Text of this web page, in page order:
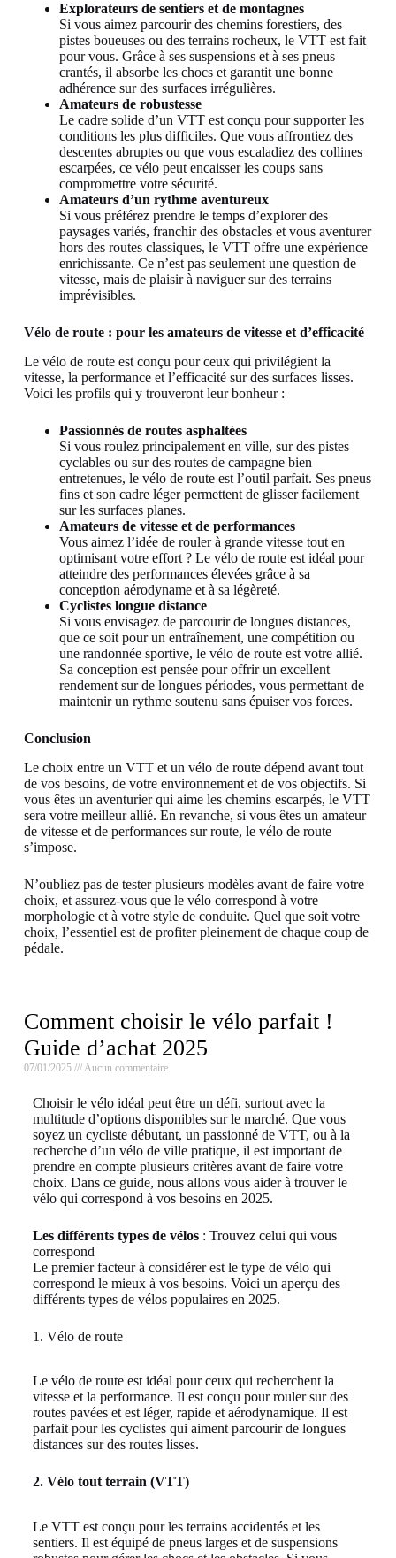
Explorateurs de sentiers et de montagnes
Si vous aimez parcourir des chemins forestiers, des
pistes boueuses ou des terrains rocheux, le VTT est fait
pour vous. Grâce à ses suspensions et à ses pneus
crantés, il absorbe les chocs et garantit une bonne
adhérence sur des surfaces irrégulières.
Amateurs de robustesse
Le cadre solide d’un VTT est conçu pour supporter les
conditions les plus difficiles. Que vous affrontiez des
descentes abruptes ou que vous escaladiez des collines
escarpées, ce vélo peut encaisser les coups sans
compromettre votre sécurité.
Amateurs d’un rythme aventureux
Si vous préférez prendre le temps d’explorer des
paysages variés, franchir des obstacles et vous aventurer
hors des routes classiques, le VTT offre une expérience
enrichissante. Ce n’est pas seulement une question de
vitesse, mais de plaisir à naviguer sur des terrains
imprévisibles.
Vélo de route : pour les amateurs de vitesse et d’efficacité
Le vélo de route est conçu pour ceux qui privilégient la
vitesse, la performance et l’efficacité sur des surfaces lisses.
Voici les profils qui y trouveront leur bonheur :
Passionnés de routes asphaltées
Si vous roulez principalement en ville, sur des pistes
cyclables ou sur des routes de campagne bien
entretenues, le vélo de route est l’outil parfait. Ses pneus
fins et son cadre léger permettent de glisser facilement
sur les surfaces planes.
Amateurs de vitesse et de performances
Vous aimez l’idée de rouler à grande vitesse tout en
optimisant votre effort ? Le vélo de route est idéal pour
atteindre des performances élevées grâce à sa
conception aérodyname et à sa légèreté.
Cyclistes longue distance
Si vous envisagez de parcourir de longues distances,
que ce soit pour un entraînement, une compétition ou
une randonnée sportive, le vélo de route est votre allié.
Sa conception est pensée pour offrir un excellent
rendement sur de longues périodes, vous permettant de
maintenir un rythme soutenu sans épuiser vos forces.
Conclusion
Le choix entre un VTT et un vélo de route dépend avant tout
de vos besoins, de votre environnement et de vos objectifs. Si
vous êtes un aventurier qui aime les chemins escarpés, le VTT
sera votre meilleur allié. En revanche, si vous êtes un amateur
de vitesse et de performances sur route, le vélo de route
s’impose.
N’oubliez pas de tester plusieurs modèles avant de faire votre
choix, et assurez-vous que le vélo correspond à votre
morphologie et à votre style de conduite. Quel que soit votre
choix, l’essentiel est de profiter pleinement de chaque coup de
pédale.
Comment choisir le vélo parfait !
Guide d’achat 2025
07/01/2025 Aucun commentaire
Choisir le vélo idéal peut être un défi, surtout avec la
multitude d’options disponibles sur le marché. Que vous
soyez un cycliste débutant, un passionné de VTT, ou à la
recherche d’un vélo de ville pratique, il est important de
prendre en compte plusieurs critères avant de faire votre
choix. Dans ce guide, nous allons vous aider à trouver le
vélo qui correspond à vos besoins en 2025.
Les différents types de vélos: Trouvez celui qui vous
correspond
Le premier facteur à considérer est le type de vélo qui
correspond le mieux à vos besoins. Voici un aperçu des
différents types de vélos populaires en 2025.
1. Vélo de route
Le vélo de route est idéal pour ceux qui recherchent la
vitesse et la performance. Il est conçu pour rouler sur des
routes pavées et est léger, rapide et aérodynamique. Il est
parfait pour les cyclistes qui aiment parcourir de longues
distances sur des routes lisses.
2. Vélo tout terrain (VTT)
Le VTT est conçu pour les terrains accidentés et les
sentiers. Il est équipé de pneus larges et de suspensions